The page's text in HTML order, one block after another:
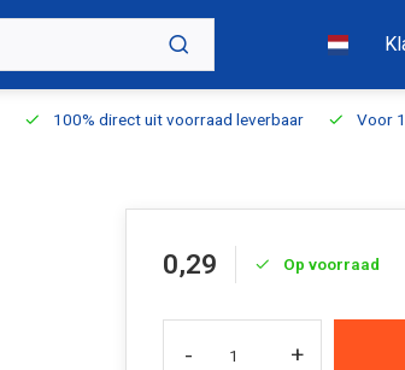
100% direct uit voorraad leverbaar Voor
0,29 Op voorraad
- +